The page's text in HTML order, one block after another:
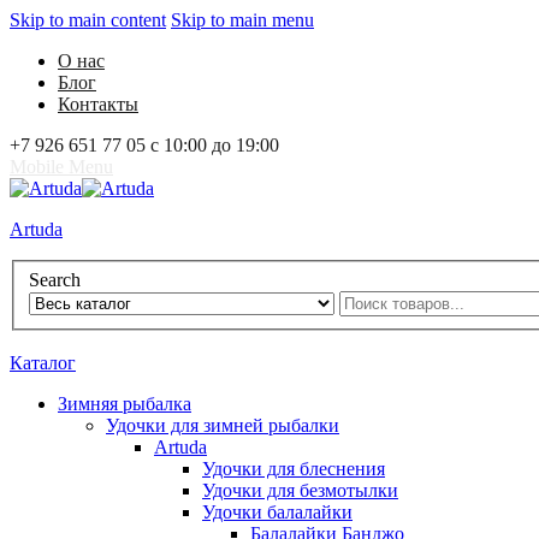
Skip to main content Skip to main menu
О нас
Блог
Контакты
+7 926 651 77 05 с 10:00 до 19:00
Artuda
Search
Каталог
Зимняя рыбалка
Удочки для зимней рыбалки
Artuda
Удочки для блеснения
Удочки для безмотылки
Удочки балалайки
Балалайки Банджо